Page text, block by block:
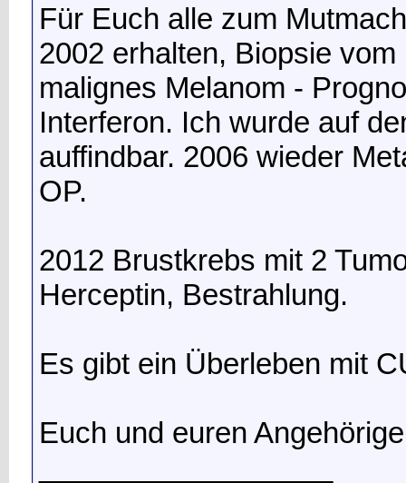
Für Euch alle zum
2002 erhalten, Biopsie
malignes Melanom -
Interferon. Ich wurde auf
auffindbar. 2006 wieder
OP.
2012 Brustkrebs mit 2
Herceptin, Bestrahlung.
Es gibt ein Überleben mit
Euch und euren